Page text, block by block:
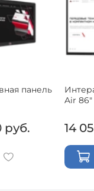
панель
руб.
Air 86"
14